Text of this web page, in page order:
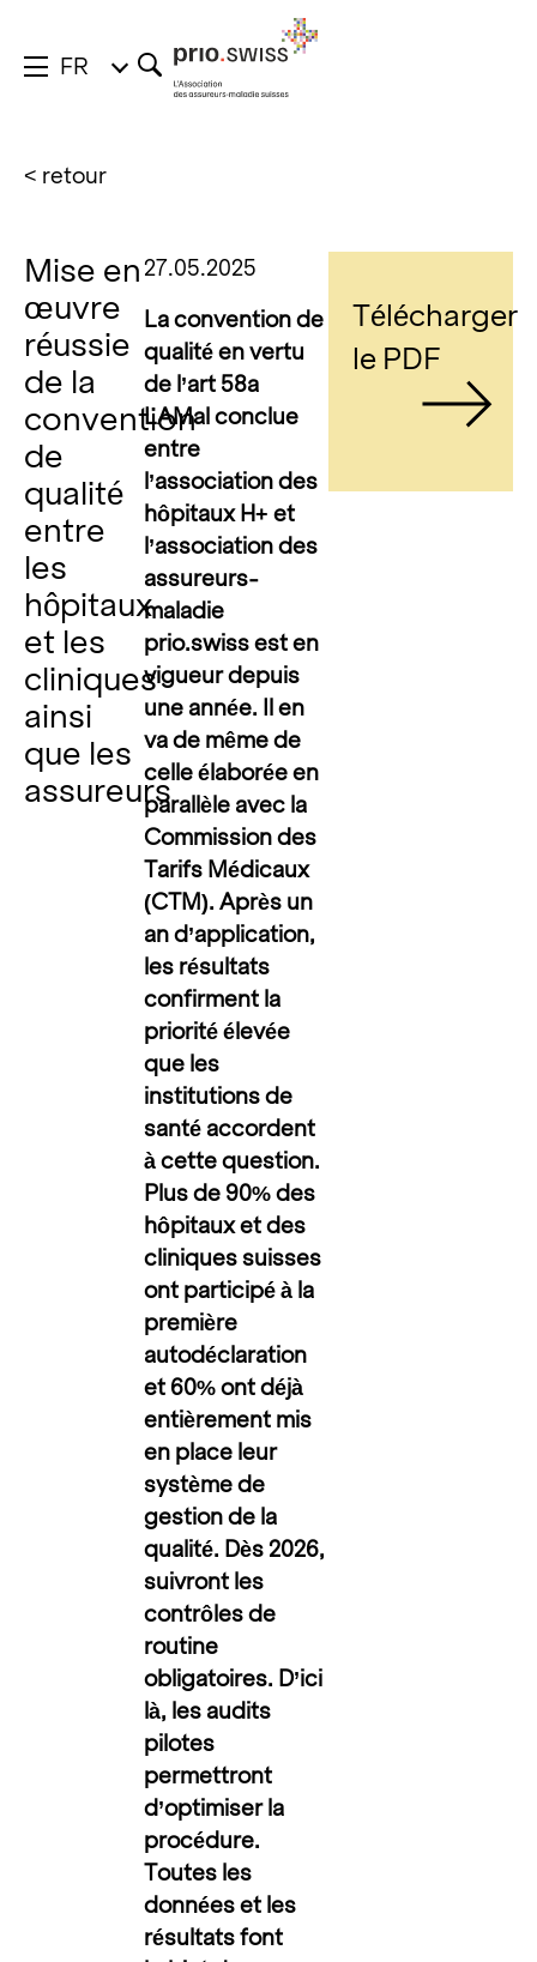
FR
< retour
Mise en
œuvre
réussie
de la
convention
de
qualité
entre
les
hôpitaux
et les
cliniques
ainsi
que les
assureurs
27.05.2025
La convention de
qualité en vertu
de l’art 58a
LAMal conclue
entre
l’association des
hôpitaux H+ et
l’association des
assureurs-
maladie
prio.swiss est en
vigueur depuis
une année. Il en
va de même de
celle élaborée en
parallèle avec la
Commission des
Tarifs Médicaux
(CTM). Après un
an d’application,
les résultats
confirment la
priorité élevée
que les
institutions de
santé accordent
à cette question.
Plus de 90% des
hôpitaux et des
cliniques suisses
ont participé à la
première
autodéclaration
et 60% ont déjà
entièrement mis
en place leur
système de
gestion de la
qualité. Dès 2026,
suivront les
contrôles de
routine
obligatoires. D’ici
là, les audits
pilotes
permettront
d’optimiser la
procédure.
Toutes les
données et les
résultats font
Télécharger
le PDF